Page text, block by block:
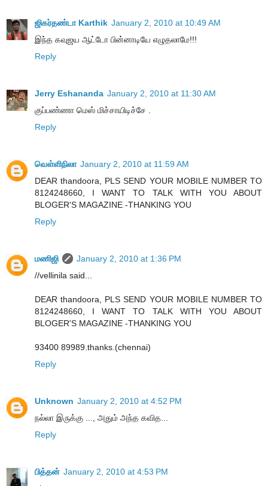
ஜிகர்தண்டா Karthik January 2, 2010 at 10:49 AM
இந்த கவுஜய ஆட்டோ பின்னாடியே எழுதலாமே!!!
Reply
Jerry Eshananda January 2, 2010 at 11:30 AM
குப்பண்ணா மெஸ் மிச்சாயிடிச்சே .
Reply
வெள்ளிநிலா January 2, 2010 at 11:59 AM
DEAR thandoora, PLS SEND YOUR MOBILE NUMBER TO
8124248660, I WANT TO TALK WITH YOU ABOUT
BLOGER'S MAGAZINE -THANKING YOU
Reply
மணிஜி
January 2, 2010 at 1:36 PM
//vellinila said...
DEAR thandoora, PLS SEND YOUR MOBILE NUMBER TO
8124248660, I WANT TO TALK WITH YOU ABOUT
BLOGER'S MAGAZINE -THANKING YOU
93400 89989.thanks.(chennai)
Reply
Unknown January 2, 2010 at 4:52 PM
நல்லா இருக்கு ..., அதும் அந்த கவித...
Reply
பித்தன் January 2, 2010 at 4:53 PM